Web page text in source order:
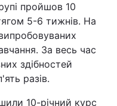
пройшов 10
5-6 тижнів. На
За весь час
здібностей
разів.
10-річний курс